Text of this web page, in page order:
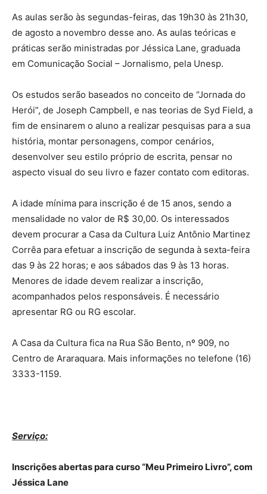
As aulas serão às segundas-feiras, das 19h30 às 21h30,
de agosto a novembro desse ano. As aulas teóricas e
práticas serão ministradas por Jéssica Lane, graduada
em Comunicação Social – Jornalismo, pela Unesp.
Os estudos serão baseados no conceito de “Jornada do
Herói”, de Joseph Campbell, e nas teorias de Syd Field, a
fim de ensinarem o aluno a realizar pesquisas para a sua
história, montar personagens, compor cenários,
desenvolver seu estilo próprio de escrita, pensar no
aspecto visual do seu livro e fazer contato com editoras.
A idade mínima para inscrição é de 15 anos, sendo a
mensalidade no valor de R$ 30,00. Os interessados
devem procurar a Casa da Cultura Luiz Antônio Martinez
Corrêa para efetuar a inscrição de segunda à sexta-feira
das 9 às 22 horas; e aos sábados das 9 às 13 horas.
Menores de idade devem realizar a inscrição,
acompanhados pelos responsáveis. É necessário
apresentar RG ou RG escolar.
A Casa da Cultura fica na Rua São Bento, nº 909, no
Centro de Araraquara. Mais informações no telefone (16)
3333-1159.
Serviço:
Inscrições abertas para curso “Meu Primeiro Livro”, com
Jéssica Lane